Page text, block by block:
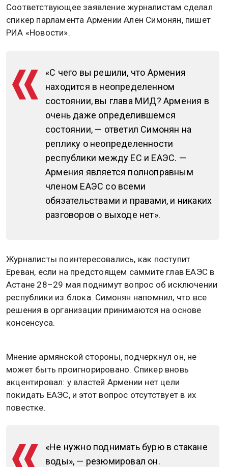
Соответствующее заявление журналистам сделал
спикер парламента Армении Ален Симонян, пишет
РИА «Новости».
«С чего вы решили, что Армения
находится в неопределенном
состоянии, вы глава МИД? Армения в
очень даже определившемся
состоянии, — ответил Симонян на
реплику о неопределенности
республики между ЕС и ЕАЭС. —
Армения является полноправным
членом ЕАЭС со всеми
обязательствами и правами, и никаких
разговоров о выходе нет».
Журналисты поинтересовались, как поступит
Ереван, если на предстоящем саммите глав ЕАЭС в
Астане 28–29 мая поднимут вопрос об исключении
республики из блока. Симонян напомнил, что все
решения в организации принимаются на основе
консенсуса.
Мнение армянской стороны, подчеркнул он, не
может быть проигнорировано. Спикер вновь
акцентировал: у властей Армении нет цели
покидать ЕАЭС, и этот вопрос отсутствует в их
повестке.
«Не нужно поднимать бурю в стакане
воды», — резюмировал он.